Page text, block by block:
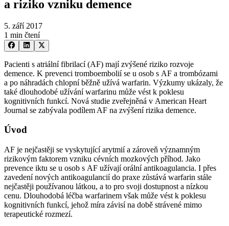
a riziko vzniku demence
5. září 2017
1 min čtení
Pacienti s atriální fibrilací (AF) mají zvýšené riziko rozvoje
demence. K prevenci tromboembolií se u osob s AF a trombózami
a po náhradách chlopní běžně užívá warfarin. Výzkumy ukázaly, že
také dlouhodobé užívání warfarinu může vést k poklesu
kognitivních funkcí. Nová studie zveřejněná v American Heart
Journal se zabývala podílem AF na zvýšení rizika demence.
Úvod
AF je nejčastěji se vyskytující arytmií a zároveň významným
rizikovým faktorem vzniku cévních mozkových příhod. Jako
prevence iktu se u osob s AF užívají orální antikoagulancia. I přes
zavedení nových antikoagulancií do praxe zůstává warfarin stále
nejčastěji používanou látkou, a to pro svoji dostupnost a nízkou
cenu. Dlouhodobá léčba warfarinem však může vést k poklesu
kognitivních funkcí, jehož míra závisí na době strávené mimo
terapeutické rozmezí.